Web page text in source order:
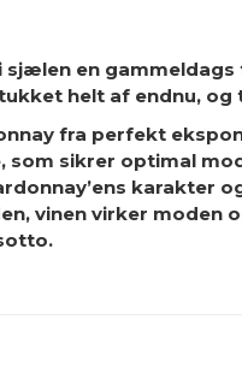
sjælen en
helt af endnu,
fra perfekt
som sikrer optimal
karakter
vinen virker moden